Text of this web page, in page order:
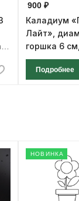
900 ₽
Каладиум
Лайт»,
горшка 6
высота 12
Подробнее
НОВИНКА